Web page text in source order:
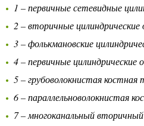
1 – первичные сетевидные
2 – вторичные
3 – фолькмановские
4 – первичные цилиндрические
5 – грубоволокнистая костная
6 – параллельноволокнистая
7 – многоканальный